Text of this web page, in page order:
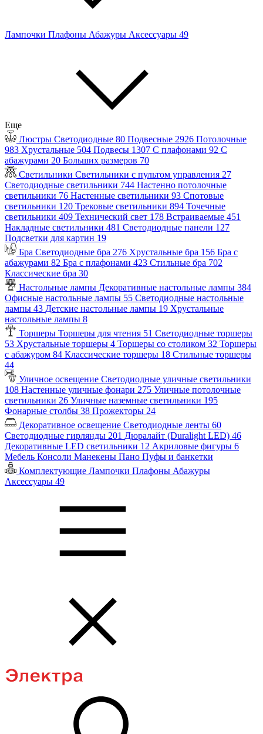
Лампочки Плафоны Абажуры Аксессуары 49
Еще
Люстры Светодиодные 80 Подвесные 2926 Потолочные
983 Хрустальные 504 Подвесы 1307 С плафонами 92 С
абажурами 20 Больших размеров 70
Светильники Светильники с пультом управления 27
Светодиодные светильники 744 Настенно потолочные
светильники 76 Настенные светильники 93 Спотовые
светильники 120 Трековые светильники 894 Точечные
светильники 409 Технический свет 178 Встраиваемые 451
Накладные светильники 481 Светодиодные панели 127
Подсветки для картин 19
Бра Светодиодные бра 276 Хрустальные бра 156 Бра с
абажурами 82 Бра с плафонами 423 Стильные бра 702
Классические бра 30
Настольные лампы Декоративные настольные лампы 384
Офисные настольные лампы 55 Светодиодные настольные
лампы 43 Детские настольные лампы 19 Хрустальные
настольные лампы 8
Торшеры Торшеры для чтения 51 Светодиодные торшеры
53 Хрустальные торшеры 4 Торшеры со столиком 32 Торшеры
с абажуром 84 Классические торшеры 18 Стильные торшеры
44
Уличное освещение Светодиодные уличные светильники
108 Настенные уличные фонари 275 Уличные потолочные
светильники 26 Уличные наземные светильники 195
Фонарные столбы 38 Прожекторы 24
Декоративное освещение Светодиодные ленты 60
Светодиодные гирлянды 201 Дюралайт (Duralight LED) 46
Декоративные LED светильники 12 Акриловые фигуры 6
Мебель Консоли Манекены Пано Пуфы и банкетки
Комплектующие Лампочки Плафоны Абажуры
Аксессуары 49